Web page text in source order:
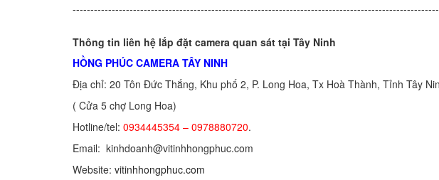
-------------------------------------------------------------------------------------------------------
Thông tin liên hệ lắp đặt camera quan sát tại Tây Ninh
HỒNG PHÚC CAMERA TÂY NINH
Địa chỉ: 20 Tôn Đức Thắng, Khu phố 2, P. Long Hoa, Tx Hoà Thành, Tỉnh Tây
( Cửa 5 chợ Long Hoa)
Hotline/tel: 0934445354 – 0978880720.
Email: kinhdoanh@vitinhhongphuc.com
Website: vitinhhongphuc.com